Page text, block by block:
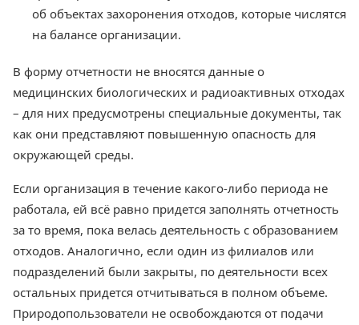
об объектах захоронения отходов, которые числятся
на балансе организации.
В форму отчетности не вносятся данные о
медицинских биологических и радиоактивных отходах
– для них предусмотрены специальные документы, так
как они представляют повышенную опасность для
окружающей среды.
Если организация в течение какого-либо периода не
работала, ей всё равно придется заполнять отчетность
за то время, пока велась деятельность с образованием
отходов. Аналогично, если один из филиалов или
подразделений были закрыты, по деятельности всех
остальных придется отчитываться в полном объеме.
Природопользователи не освобождаются от подачи